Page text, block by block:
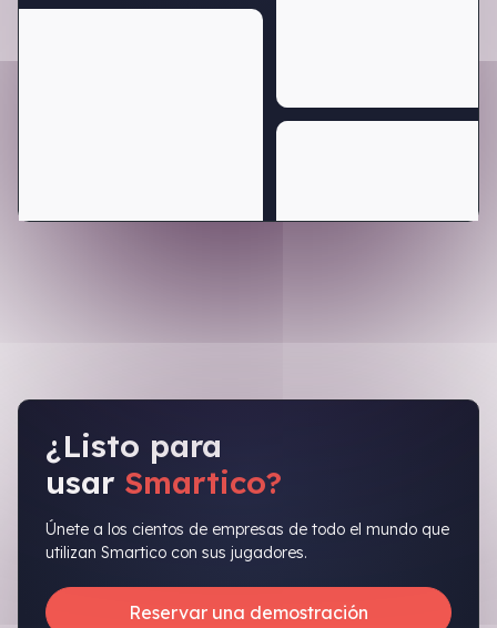
¿Listo para
usar Smartico?
Únete a los cientos de empresas de todo el mundo que
utilizan Smartico con sus jugadores.
Reservar una demostración